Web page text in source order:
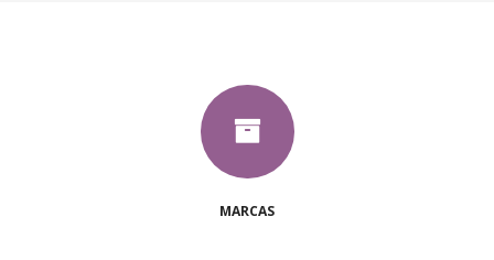
MARCAS